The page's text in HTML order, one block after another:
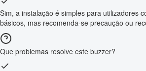
Sim, a instalação é simples para utilizadores
básicos, mas recomenda-se precaução ou
Que problemas resolve este buzzer?